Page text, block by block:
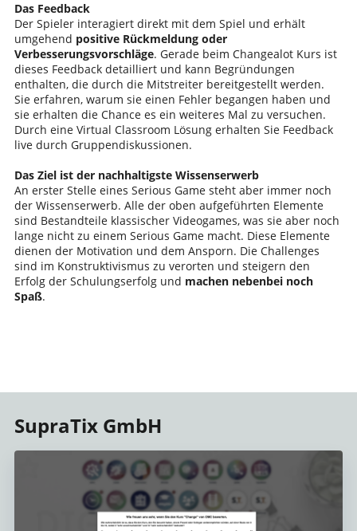
Das Feedback
Der Spieler interagiert direkt mit dem Spiel und erhält
umgehend positive Rückmeldung oder
Verbesserungsvorschläge. Gerade beim Changealot Kurs ist
dieses Feedback detailliert und kann Begründungen
enthalten, die durch die Mitstreiter bereitgestellt werden.
Sie erfahren, warum sie einen Fehler begangen haben und
sie erhalten die Chance es ein weiteres Mal zu versuchen.
Durch eine Virtual Classroom Lösung erhalten Sie Feedback
live durch Gruppendiskussionen.
Das Ziel ist der nachhaltigste Wissenserwerb
An erster Stelle eines Serious Game steht aber immer noch
der Wissenserwerb. Alle der oben aufgeführten Elemente
sind Bestandteile klassischer Videogames, was sie aber noch
lange nicht zu einem Serious Game macht. Diese Elemente
dienen der Motivation und dem Ansporn. Die Challenges
sind im Konstruktivismus zu verorten und steigern den
Erfolg der Schulungserfolg und machen nebenbei noch
Spaß.
SupraTix GmbH